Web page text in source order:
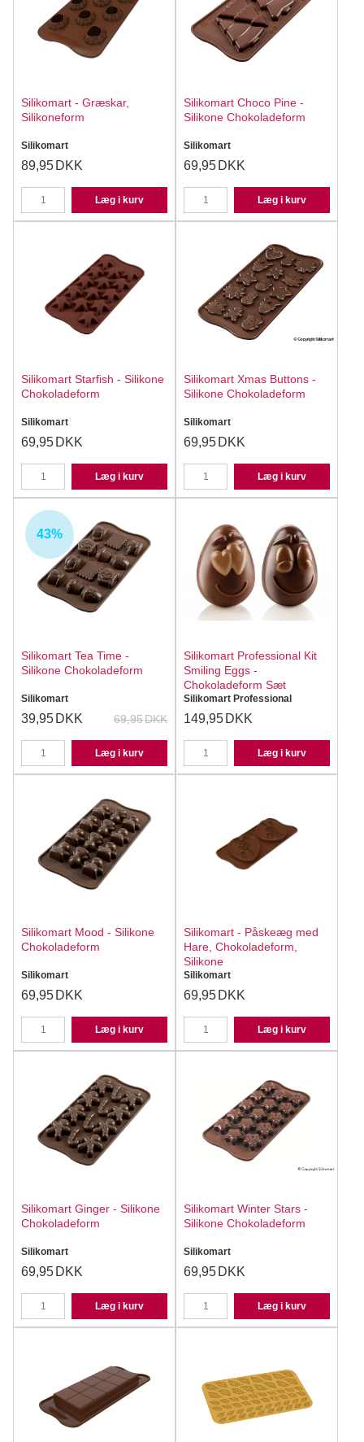
Silikomart - Græskar,
Silikoneform
Silikomart
89,95 DKK
Læg i kurv
Silikomart Choco Pine -
Silikone Chokoladeform
Silikomart
69,95 DKK
Læg i kurv
Silikomart Starfish - Silikone
Chokoladeform
Silikomart
69,95 DKK
Læg i kurv
Silikomart Xmas Buttons -
Silikone Chokoladeform
Silikomart
69,95 DKK
Læg i kurv
43%
Silikomart Tea Time -
Silikone Chokoladeform
Silikomart
69,95DKK
39,95 DKK
Læg i kurv
Silikomart Professional Kit
Smiling Eggs -
Chokoladeform Sæt
Silikomart Professional
149,95 DKK
Læg i kurv
Silikomart Mood - Silikone
Chokoladeform
Silikomart
69,95 DKK
Læg i kurv
Silikomart - Påskeæg med
Hare, Chokoladeform,
Silikone
Silikomart
69,95 DKK
Læg i kurv
Silikomart Ginger - Silikone
Chokoladeform
Silikomart
69,95 DKK
Læg i kurv
Silikomart Winter Stars -
Silikone Chokoladeform
Silikomart
69,95 DKK
Læg i kurv